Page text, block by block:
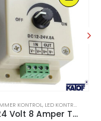
KONTROL, LED KONTROL CIHAZLARI
12-24 Volt 8 Amper Tek Renk Led Manuel Dimmer